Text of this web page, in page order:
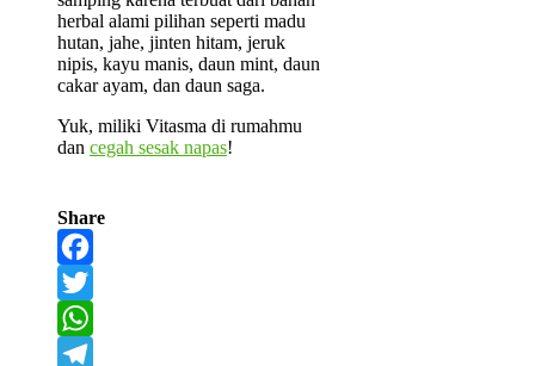
herbal alami pilihan seperti madu
hutan, jahe, jinten hitam, jeruk
nipis, kayu manis, daun mint, daun
cakar ayam, dan daun saga.
Yuk, miliki Vitasma di rumahmu
dan cegah sesak napas!
Share
Facebook
Twitter
WhatsApp